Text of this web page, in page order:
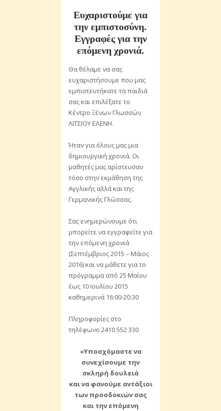
Ευχαριστούμε για
την εμπιστοσύνη.
Εγγραφές για την
επόμενη χρονιά.
Θα θέλαμε να σας
ευχαριστήσουμε που μας
εμπιστευτήκατε τα παιδιά
σας και επιλέξατε το
Κέντρο Ξένων Γλωσσών
ΛΙΤΣΙΟΥ ΕΛΕΝΗ.
Ήταν για όλους μας μια
δημιουργική χρονιά. Οι
μαθητές μας αρίστευσαν
τόσο στην εκμάθηση της
Αγγλικής αλλά και της
Γερμανικής Γλώσσας.
Σας ενημερώνουμε ότι
μπορείτε να εγγραφείτε για
την επόμενη χρονιά
(Σεπτέμβριος 2015 – Μάιος
2016) και να μάθετε για το
πρόγραμμα από 25 Μαΐου
έως 10 Ιουλίου 2015
καθημερινά 16:00-20:30
Πληροφορίες στο
τηλέφωνο 2410 552 330
«Υποσχόμαστε να
συνεχίσουμε την
σκληρή δουλειά
και να φανούμε αντάξιοι
των προσδοκιών σας
και την επόμενη